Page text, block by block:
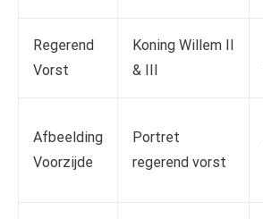
Regerend
Vorst
Koning Willem II
& III
Afbeelding
Voorzijde
Portret
regerend vorst